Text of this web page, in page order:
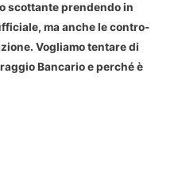
scottante prendendo in
ma anche le contro-
Vogliamo tentare di
Bancarioe perché è